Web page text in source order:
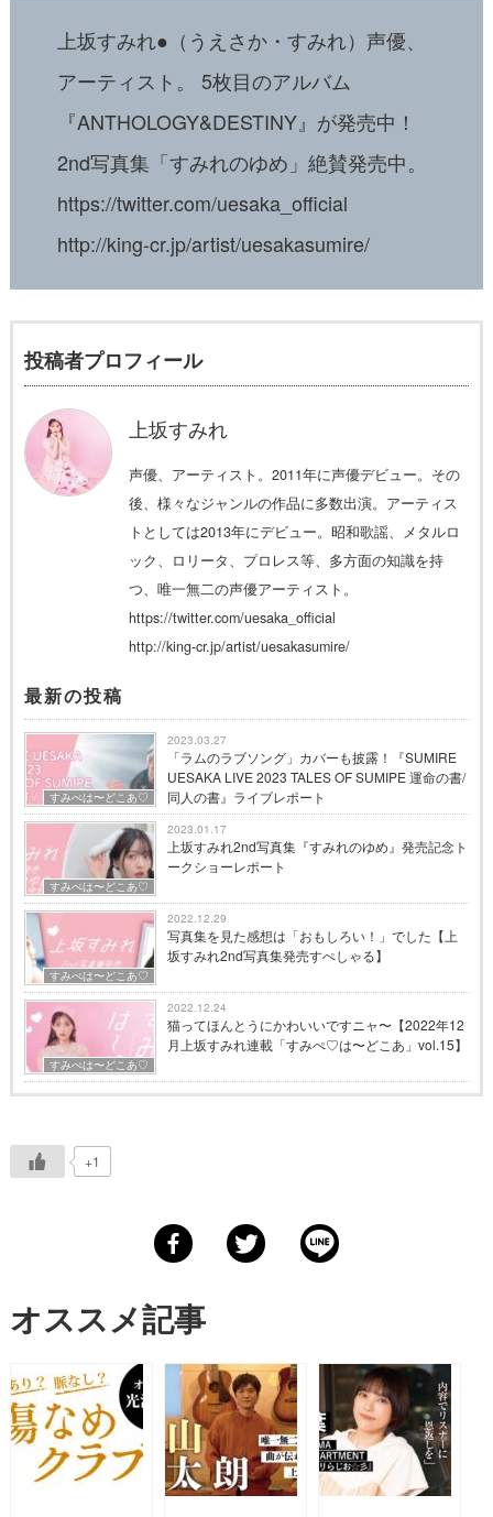
上坂すみれ●（うえさか・すみれ）声優、
アーティスト。 5枚目のアルバム
『ANTHOLOGY&DESTINY』が発売中！
2nd写真集「すみれのゆめ」絶賛発売中。
https://twitter.com/uesaka_official
http://king-cr.jp/artist/uesakasumire/
投稿者プロフィール
上坂すみれ
声優、アーティスト。2011年に声優デビュー。その
後、様々なジャンルの作品に多数出演。アーティス
トとしては2013年にデビュー。昭和歌謡、メタルロ
ック、ロリータ、プロレス等、多方面の知識を持
つ、唯一無二の声優アーティスト。
https://twitter.com/uesaka_official
http://king-cr.jp/artist/uesakasumire/
最新の投稿
すみぺは〜どこあ♡
2023.03.27
「ラムのラブソング」カバーも披露！『SUMIRE
UESAKA LIVE 2023 TALES OF SUMIPE 運命の書/
同人の書』ライブレポート
すみぺは〜どこあ♡
2023.01.17
上坂すみれ2nd写真集『すみれのゆめ』発売記念ト
ークショーレポート
すみぺは〜どこあ♡
2022.12.29
写真集を見た感想は「おもしろい！」でした【上
坂すみれ2nd写真集発売すぺしゃる】
すみぺは〜どこあ♡
2022.12.24
猫ってほんとうにかわいいですニャ〜【2022年12
月上坂すみれ連載「すみぺ♡は〜どこあ」vol.15】
+1
オススメ記事